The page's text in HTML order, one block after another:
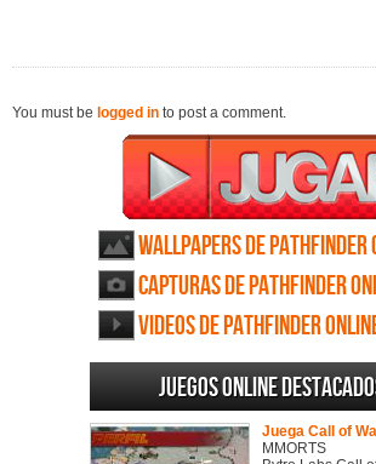
You must be logged in to post a comment.
Wallpapers de Pathfinder
Capturas de Pathfinder
Videos de Pathfinder
Juegos online
Juega Call of
MMORTS